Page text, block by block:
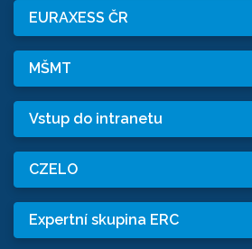
EURAXESS ČR
MŠMT
Vstup do intranetu
CZELO
Expertní skupina ERC